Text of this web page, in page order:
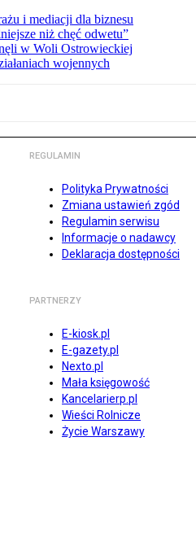
i mediacji dla biznesu
niż chęć odwetu”
w Woli Ostrowieckiej
wojennych
REGULAMIN
Polityka Prywatności
Zmiana ustawień zgód
Regulamin serwisu
Informacje o nadawcy
Deklaracja dostępności
PARTNERZY
E-kiosk.pl
E-gazety.pl
Nexto.pl
Mała księgowość
Kancelarierp.pl
Wieści Rolnicze
Życie Warszawy